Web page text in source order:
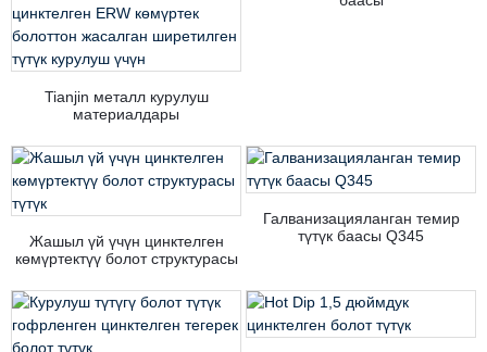
Tianjin металл курулуш
материалдары
ширетилген болот түтүктөр Gi
цинктелген ERW көмүртек
болоттон жасалган ширетилген
Жашыл үй үчүн цинктелген
көмүртектүү болот структурасы
Галванизацияланган темир
түтүк баасы Q345